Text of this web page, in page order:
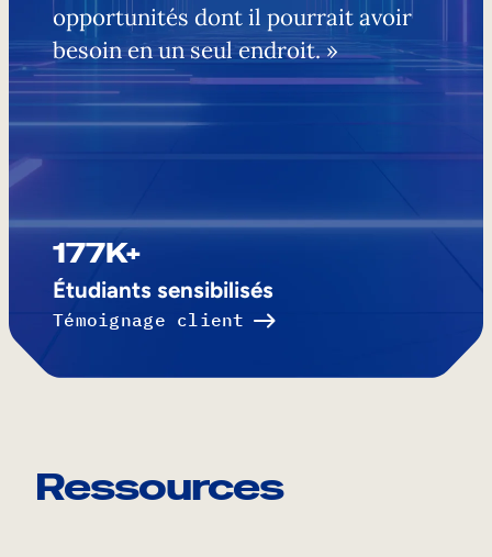
opportunités dont il pourrait avoir
besoin en un seul endroit. »
177K+
Étudiants sensibilisés
Témoignage client
Ressources